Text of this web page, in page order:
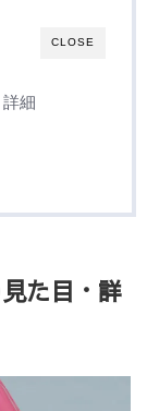
CLOSE
細
た目・詳